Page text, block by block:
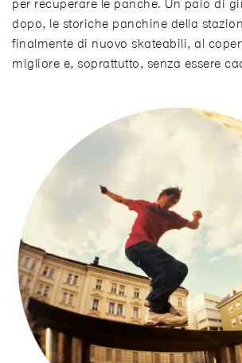
per recuperare le panche. Un paio di
dopo, le storiche panchine della
finalmente di nuovo skateabili, al
migliore e, soprattutto, senza essere